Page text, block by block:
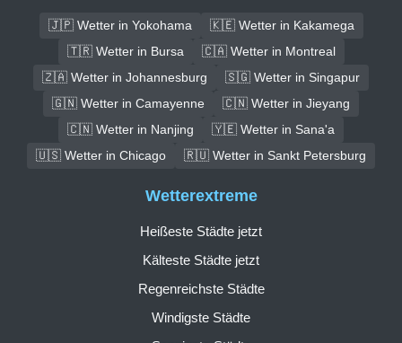
🇯🇵 Wetter in Yokohama
🇰🇪 Wetter in Kakamega
🇹🇷 Wetter in Bursa
🇨🇦 Wetter in Montreal
🇿🇦 Wetter in Johannesburg
🇸🇬 Wetter in Singapur
🇬🇳 Wetter in Camayenne
🇨🇳 Wetter in Jieyang
🇨🇳 Wetter in Nanjing
🇾🇪 Wetter in Sana'a
🇺🇸 Wetter in Chicago
🇷🇺 Wetter in Sankt Petersburg
Wetterextreme
Heißeste Städte jetzt
Kälteste Städte jetzt
Regenreichste Städte
Windigste Städte